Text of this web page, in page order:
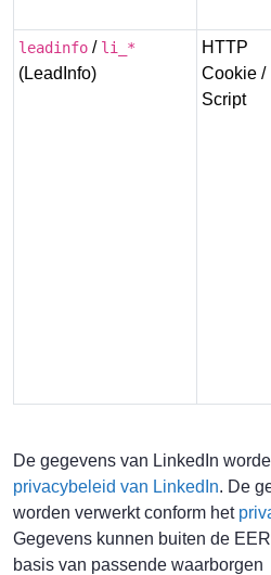
leadinfo / li_*
(LeadInfo)
HTTP
Cookie /
Script
De gegevens van LinkedIn
privacybeleid van LinkedIn. De
worden verwerkt conform het
Gegevens kunnen buiten de
basis van passende waarborgen